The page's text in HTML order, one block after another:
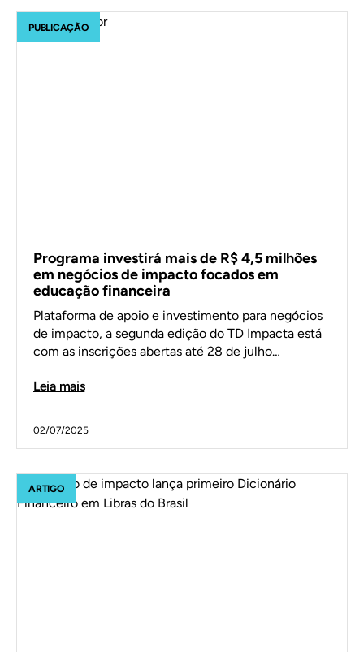
PUBLICAÇÃO
Programa investirá mais de R$ 4,5 milhões
em negócios de impacto focados em
educação financeira
Plataforma de apoio e investimento para negócios
de impacto, a segunda edição do TD Impacta está
com as inscrições abertas até 28 de julho…
Leia mais
02/07/2025
ARTIGO